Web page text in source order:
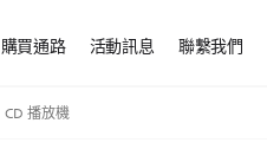
購買通路 活動訊息 聯繫我們
CD 播放機